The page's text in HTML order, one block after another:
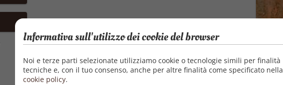
Informativa sull'utilizzo dei cookie del browser
Noi e terze parti selezionate utilizziamo cookie o tecnologie simili per finalità
tecniche e, con il tuo consenso, anche per altre finalità come specificato nella
cookie policy.